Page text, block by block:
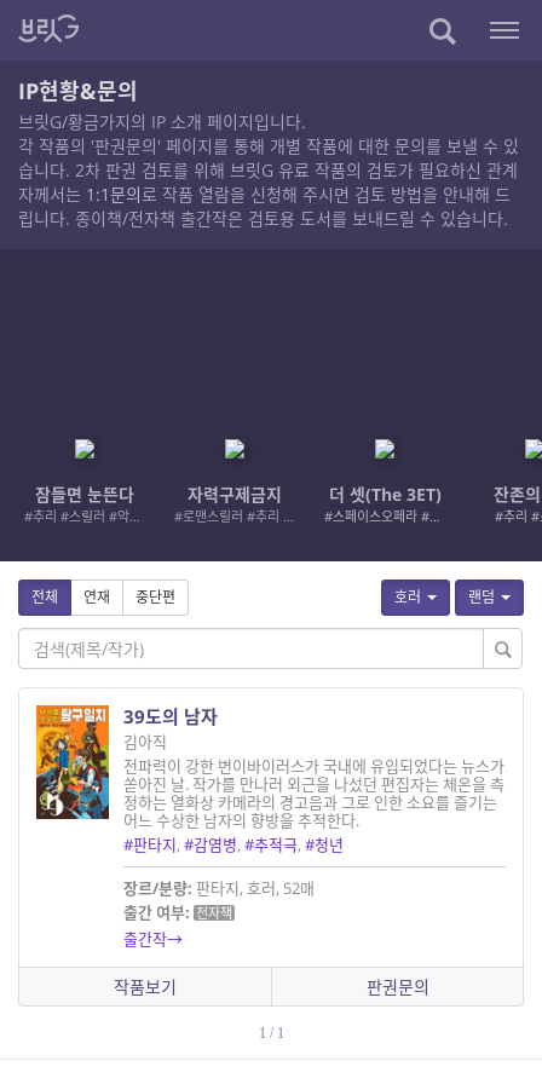
IP현황&문의
브릿G/황금가지의 IP 소개 페이지입니다.
각 작품의 '판권문의' 페이지를 통해 개별 작품에 대한 문의를 보낼 수 있
습니다. 2차 판권 검토를 위해 브릿G 유료 작품의 검토가 필요하신 관계
자께서는 1:1문의로 작품 열람을 신청해 주시면 검토 방법을 안내해 드
립니다. 종이책/전자책 출간작은 검토용 도서를 보내드릴 수 있습니다.
잠들면 눈뜬다
#추리 #스릴러 #악인 #로드레이지
자력구제금지
#로맨스릴러 #추리 #여성서사 #사적제재
더 셋(The 3ET)
#스페이스오페라 #우주활극
잔존
#추리 #
호러 랜덤
전체 연재 중단편
39도의 남자
김아직
전파력이 강한 변이바이러스가 국내에 유입되었다는 뉴스가
쏟아진 날. 작가를 만나러 외근을 나섰던 편집자는 체온을 측
정하는 열화상 카메라의 경고음과 그로 인한 소요를 즐기는
어느 수상한 남자의 향방을 추적한다.
#판타지, #감염병, #추적극, #청년
장르/분량: 판타지, 호러, 52매
출간 여부: 전자책
출간작→
작품보기 판권문의
1 / 1